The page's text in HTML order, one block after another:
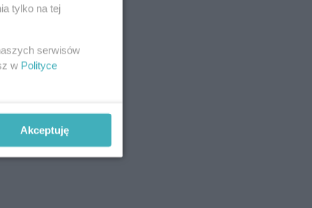
tylko na tej
serwisów
w Polityce
Akceptuję